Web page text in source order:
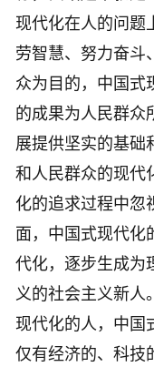
现代化在人的问题
劳智慧、努力奋斗
众为目的，中国式
的成果为人民群众
展提供坚实的基础
和人民群众的现代
化的追求过程中忽
面，中国式现代化
代化，逐步生成为
义的社会主义新人
现代化的人，中国
仅有经济的、科技